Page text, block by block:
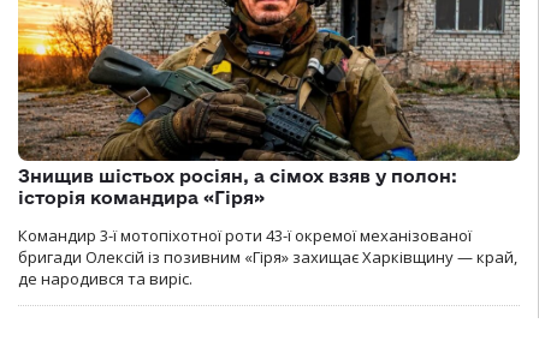
Знищив шістьох росіян, а сімох взяв у полон:
історія командира «Гіря»
Командир 3-ї мотопіхотної роти 43-ї окремої механізованої
бригади Олексій із позивним «Гіря» захищає Харківщину — край,
де народився та виріс.